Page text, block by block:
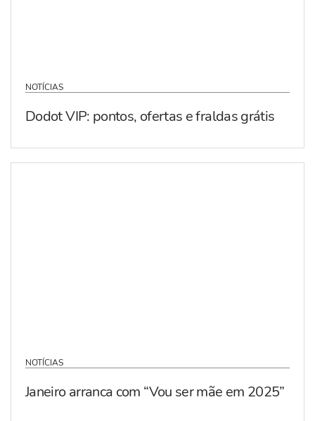
NOTÍCIAS
Dodot VIP: pontos, ofertas e fraldas grátis
NOTÍCIAS
Janeiro arranca com “Vou ser mãe em 2025”